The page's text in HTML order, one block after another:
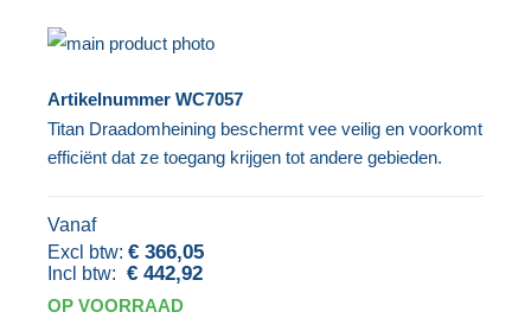
Ga
het
einde
van
de
afbeeldingen-
gallerij
naar
het
begin
van
de
afbeeldingen-
gallerij
Artikelnummer WC7057
Titan Draadomheining beschermt vee veilig en voorkomt
efficiënt dat ze toegang krijgen tot andere gebieden.
Vanaf
€ 366,05
€ 442,92
OP VOORRAAD